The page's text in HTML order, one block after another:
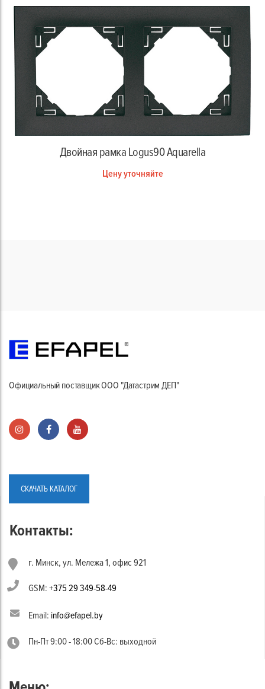
Двойная рамка Logus90 Aquarella
Цену уточняйте
Официальный поставщик ООО "Датастрим ДЕП"
СКАЧАТЬ КАТАЛОГ
Контакты:
г. Минск, ул. Мележа 1, офис 921
GSM: +375 29 349-58-49
Email: info@efapel.by
Пн-Пт 9:00 - 18:00 Сб-Вс: выходной